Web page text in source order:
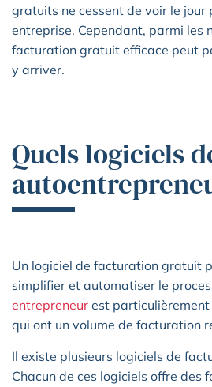
gratuits ne cessent de voir le
entreprise. Cependant, parmi les
facturation gratuit efficace peut
y arriver.
Quels logiciels
Un logiciel de facturation gratuit
simplifier et automatiser le
entrepreneur est
qui ont un volume de facturation
Il existe plusieurs logiciels de
Chacun de ces logiciels offre des